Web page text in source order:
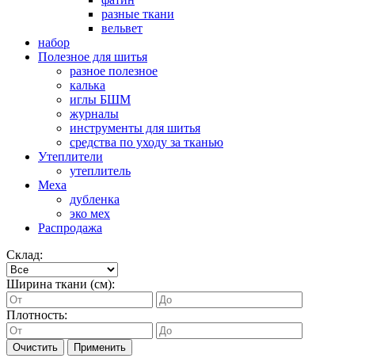
разные ткани
вельвет
набор
Полезное для шитья
разное полезное
калька
иглы БШМ
журналы
инструменты для шитья
средства по уходу за тканью
Утеплители
утеплитель
Меха
дубленка
эко мех
Распродажа
Склад:
Ширина ткани (см):
Плотность:
Очистить Применить